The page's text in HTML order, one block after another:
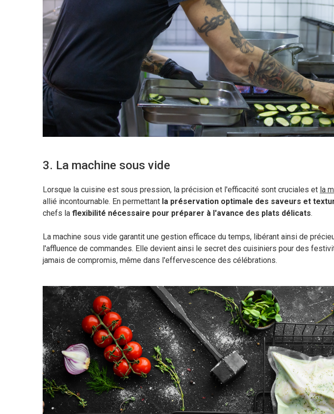
3. La machine sous vide
Lorsque la cuisine est sous pression, la précision et l'efficacité sont cruciales et la
allié incontournable. En permettant la préservation optimale des saveurs et
chefs la flexibilité nécessaire pour préparer à l'avance des plats délicats.
La machine sous vide garantit une gestion efficace du temps, libérant ainsi de
l'affluence de commandes. Elle devient ainsi le secret des cuisiniers pour des
jamais de compromis, même dans l'effervescence des célébrations.